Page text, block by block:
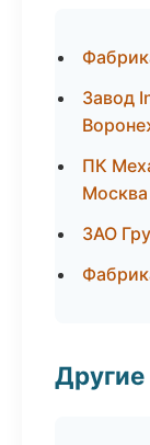
Завод
ПК
Москва
ЗАО